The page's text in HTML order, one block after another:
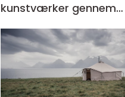
kunstværker gennem
tiderne